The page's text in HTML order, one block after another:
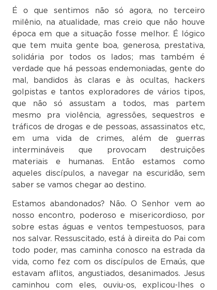
É o que sentimos não só agora, no terceiro
milênio, na atualidade, mas creio que não houve
época em que a situação fosse melhor. É lógico
que tem muita gente boa, generosa, prestativa,
solidária por todos os lados; mas também é
verdade que há pessoas endemoniadas, gente do
mal, bandidos às claras e às ocultas, hackers
golpistas e tantos exploradores de vários tipos,
que não só assustam a todos, mas partem
mesmo pra violência, agressões, sequestros e
tráficos de drogas e de pessoas, assassinatos etc,
em uma vida de crimes, além de guerras
intermináveis que provocam destruições
materiais e humanas. Então estamos como
aqueles discípulos, a navegar na escuridão, sem
saber se vamos chegar ao destino.
Estamos abandonados? Não. O Senhor vem ao
nosso encontro, poderoso e misericordioso, por
sobre estas águas e ventos tempestuosos, para
nos salvar. Ressuscitado, está à direita do Pai com
todo poder, mas caminha conosco na estrada da
vida, como fez com os discípulos de Emaús, que
estavam aflitos, angustiados, desanimados. Jesus
caminhou com eles, ouviu-os, explicou-lhes o